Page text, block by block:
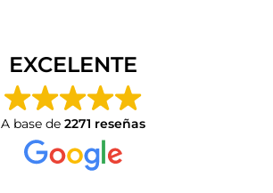
EXCELENTE
A base de 2271 reseñas